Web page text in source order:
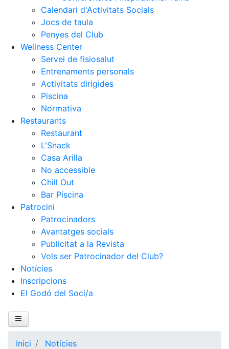
Calendari d'Activitats Socials
Jocs de taula
Penyes del Club
Wellness Center
Servei de fisiosalut
Entrenaments personals
Activitats dirigides
Piscina
Normativa
Restaurants
Restaurant
L'Snack
Casa Arilla
No accessible
Chill Out
Bar Piscina
Patrocini
Patrocinadors
Avantatges socials
Publicitat a la Revista
Vols ser Patrocinador del Club?
Notícies
Inscripcions
El Godó del Soci/a
Inici El Club
Inici Notícies